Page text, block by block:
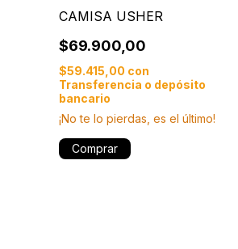
CAMISA USHER
$69.900,00
$59.415,00 con
Transferencia o depósito
bancario
¡No te lo pierdas, es el último!
Comprar